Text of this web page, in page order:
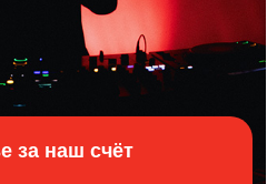
за наш счёт